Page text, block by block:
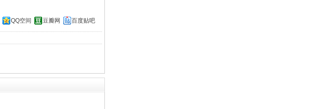
QQ空间 豆瓣网 百度贴吧